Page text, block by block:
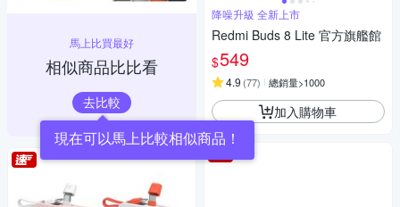
馬上比買最好
相似商品比比看
去比較
現在可以馬上比較相似商品！
降噪升級 全新上市
Redmi Buds 8 Lite 官方旗艦館
$549
4.9 (77) 總銷量>1000
加入購物車